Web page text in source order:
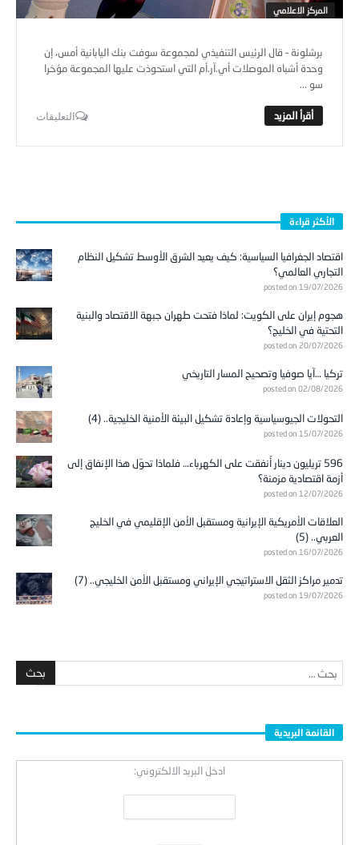
المركز الاعلامي
برشلونة – قال الرئيس التنفيذي لمجموعة سوفت بنك اليابانية أمس، إن
وحدة أشباه الموصلات أي.آر.أم التي استحوذت عليها المجموعة مؤخرا
سو ...
التعليقات
الأكثر قراءة
اقتصاد الجغرافيا السياسية: كيف يعيد الشرق الأوسط تشكيل النظام
التجاري العالمي؟
posted on 19/07/2026
هجوم إيران على الكويت: لماذا فتحت طهران جبهة الاقتصاد والبنية
التحتية في الخليج؟
posted on 20/07/2026
تركيا …آيا صوفيا وتصحيح المسار التاريخي
posted on 02/08/2026
التحولات الجيوسياسية وإعادة تشكيل البيئة الأمنية الخليجية.. (4)
posted on 15/07/2026
596 تريليون دينار أُنفقت على الكهرباء… فلماذا تحوّل هذا الإنفاق إلى
أزمة اقتصادية مزمنة؟
posted on 12/07/2026
العلاقات الأمريكية الإيرانية ومستقبل الأمن الإقليمي في الخليج
العربي.. (5)
posted on 16/07/2026
تدمير مراكز الثقل الاستراتيجي الإيراني ومستقبل الأمن الخليجي.. (7)
posted on 19/07/2026
القائمة البريدية
ادخل البريد الالكتروني: